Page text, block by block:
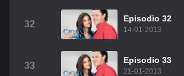
32
Episodio 32
14-01-2013
33
Episodio 33
21-01-2013